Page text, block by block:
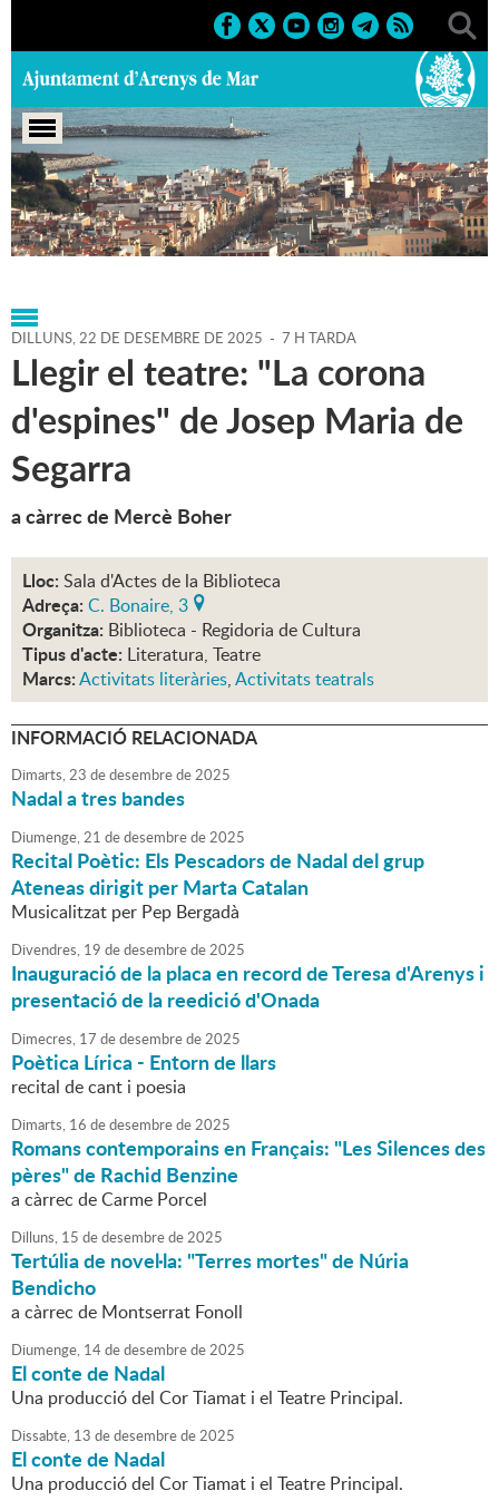
Portada > Agenda > 22-12-
2025 > Marcs > Culturals > 2025 > Activitats literàries
DILLUNS,22 DE DESEMBRE DE 2025 - 7 H TARDA
Llegir el teatre: "La corona
d'espines" de Josep Maria de
Segarra
a càrrec de Mercè Boher
Lloc: Sala d'Actes de la Biblioteca
Adreça: C. Bonaire, 3
Organitza: Biblioteca - Regidoria de Cultura
Tipus d'acte: Literatura, Teatre
Marcs:Activitats literàries,Activitats teatrals
INFORMACIÓ RELACIONADA
Dimarts,23 dedesembrede2025
Nadal a tres bandes
Diumenge,21 dedesembrede2025
Recital Poètic: Els Pescadors de Nadal del grup
Ateneas dirigit per Marta Catalan
Musicalitzat per Pep Bergadà
Divendres, 19 dedesembrede2025
Inauguració de la placa en record de Teresa d'Arenys i
presentació de la reedició d'Onada
Dimecres, 17 dedesembrede2025
Poètica Lírica - Entorn de llars
recital de cant i poesia
Dimarts, 16 dedesembrede2025
Romans contemporains en Français: "Les Silences des
pères" de Rachid Benzine
a càrrec de Carme Porcel
Dilluns, 15 dedesembrede2025
Tertúlia de novel·la: "Terres mortes" de Núria
Bendicho
a càrrec de Montserrat Fonoll
Diumenge, 14dedesembrede2025
El conte de Nadal
Una producció del Cor Tiamat i el Teatre Principal.
Dissabte, 13 dedesembrede2025
El conte de Nadal
Una producció del Cor Tiamat i el Teatre Principal.